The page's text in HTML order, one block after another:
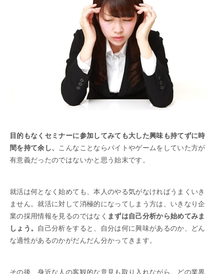
目的もなくセミナーに参加してみても大した興味も持てずに時
間を持て余し、 こんなことならバイトやゲームをしていた方が
有意義だったのではないかと思う始末です。
就活は何となく始めても、本人のやる気がなければうまくいき
ません。就活に対して消極的になってしまう方は、いきなり企
業の採用情報を見るのではなく まずは自己分析から始めてみま
しょう。 自己分析をすると、自分は何に興味があるのか、どん
な適性があるのかがだんだん分かってきます。
その後、身近な人の客観的な意見も取り入れながら、どの業界